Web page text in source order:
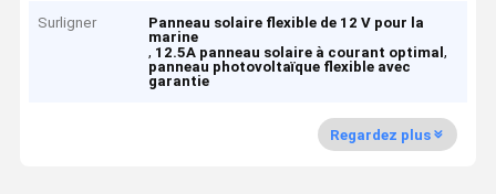
Surligner
Panneau solaire flexible de 12 V pour la
marine
, 12.5A panneau solaire à courant optimal,
panneau photovoltaïque flexible avec
garantie
Regardez plus